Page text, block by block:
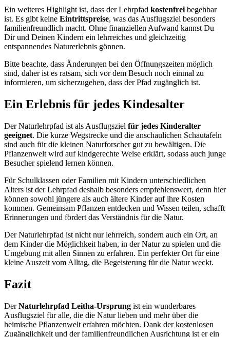
Ein weiteres Highlight ist, dass der Lehrpfad kostenfrei begehbar
ist. Es gibt keine Eintrittspreise, was das Ausflugsziel besonders
familienfreundlich macht. Ohne finanziellen Aufwand kannst Du
Dir und Deinen Kindern ein lehrreiches und gleichzeitig
entspannendes Naturerlebnis gönnen.
Bitte beachte, dass Änderungen bei den Öffnungszeiten möglich
sind, daher ist es ratsam, sich vor dem Besuch noch einmal zu
informieren, um sicherzugehen, dass der Pfad zugänglich ist.
Ein Erlebnis für jedes Kindesalter
Der Naturlehrpfad ist als Ausflugsziel für jedes Kinderalter
geeignet. Die kurze Wegstrecke und die anschaulichen Schautafeln
sind auch für die kleinen Naturforscher gut zu bewältigen. Die
Pflanzenwelt wird auf kindgerechte Weise erklärt, sodass auch junge
Besucher spielend lernen können.
Für Schulklassen oder Familien mit Kindern unterschiedlichen
Alters ist der Lehrpfad deshalb besonders empfehlenswert, denn hier
können sowohl jüngere als auch ältere Kinder auf ihre Kosten
kommen. Gemeinsam Pflanzen entdecken und Wissen teilen, schafft
Erinnerungen und fördert das Verständnis für die Natur.
Der Naturlehrpfad ist nicht nur lehrreich, sondern auch ein Ort, an
dem Kinder die Möglichkeit haben, in der Natur zu spielen und die
Umgebung mit allen Sinnen zu erfahren. Ein perfekter Ort für eine
kleine Auszeit vom Alltag, die Begeisterung für die Natur weckt.
Fazit
DerNaturlehrpfad Leitha-Ursprung ist ein wunderbares
Ausflugsziel für alle, die die Natur lieben und mehr über die
heimische Pflanzenwelt erfahren möchten. Dank der kostenlosen
Zugänglichkeit und der familienfreundlichen Ausrichtung ist er ein